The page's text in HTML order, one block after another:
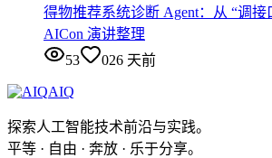
得物推荐系统诊断 Agent：从 “调接
AICon 演讲整理
53
026 天前
AIQ
探索人工智能技术前沿与实践。
平等 · 自由 · 奔放 · 乐于分享。